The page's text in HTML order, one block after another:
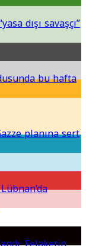
dışı savaşçı”
bu hafta
planına sert